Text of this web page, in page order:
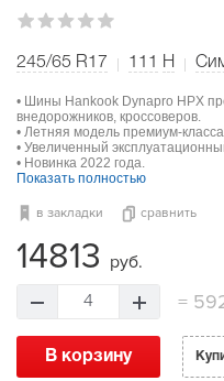
245/65 R17 111 H
• Шины Hankook Dynapro HPX
внедорожников, кроссоверов.
• Летняя модель премиум-класса.
• Увеличенный
• Новинка 2022 года.
Показать полностью
в закладки сравнить
14813 руб.
4 =
В корзину